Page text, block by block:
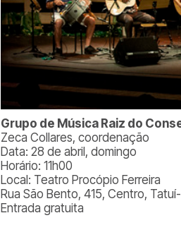
Grupo de Música Raiz do
Zeca Collares, coordenação
Data: 28 de abril, domingo
Horário: 11h00
Local: Teatro Procópio Ferreira
Rua São Bento, 415, Centro,
Entrada gratuita